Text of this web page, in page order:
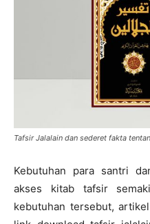
Tafsir Jalalain dan sederet fakta
Kebutuhan para santri
akses kitab tafsir
kebutuhan tersebut,